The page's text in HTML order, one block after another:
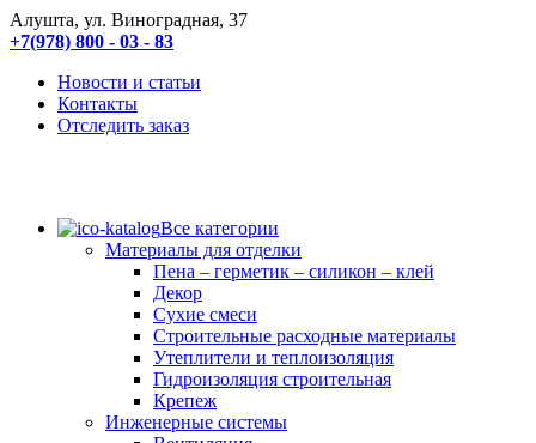
Алушта, ул. Виноградная, 37
+7(978) 800 - 03 - 83
Новости и статьи
Контакты
Отследить заказ
Все категории
Материалы для отделки
Пена – герметик – силикон – клей
Декор
Сухие смеси
Строительные расходные материалы
Утеплители и теплоизоляция
Гидроизоляция строительная
Крепеж
Инженерные системы